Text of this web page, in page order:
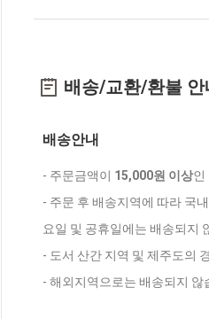
배송/교환/환불 안
배송안내
- 주문금액이 15,000원 이상인
- 주문 후 배송지역에 따라 국
요일 및 공휴일에는 배송되지
- 도서 산간 지역 및 제주도의
- 해외지역으로는 배송되지 않